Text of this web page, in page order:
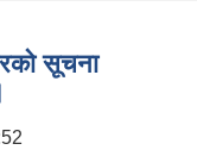
सूचना